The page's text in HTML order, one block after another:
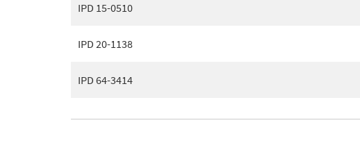
IPD 15-0510
IPD 20-1138
IPD 64-3414